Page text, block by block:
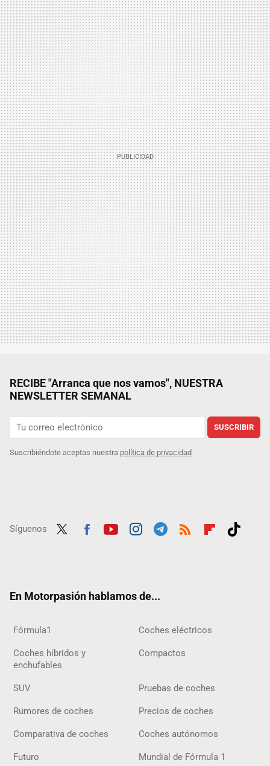
RECIBE "Arranca que nos vamos", NUESTRA
NEWSLETTER SEMANAL
SUSCRIBIR
Suscribiéndote aceptas nuestra política de privacidad
Síguenos
En Motorpasión hablamos de...
Fórmula1 Coches eléctricos
Coches híbridos y
enchufables
Compactos
SUV Pruebas de coches
Rumores de coches Precios de coches
Comparativa de coches Coches autónomos
Futuro Mundial de Fórmula 1